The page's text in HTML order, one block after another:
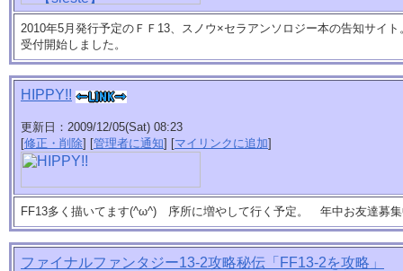
2010年5月発行予定のＦＦ13、スノウ×セラアンソロジー本の告知サイ
受付開始しました。
HIPPY!!
更新日：2009/12/05(Sat) 08:23
[修正・削除] [管理者に通知] [マイリンクに追加]
FF13多く描いてます(^ω^) 序所に増やして行く予定。 年中お友達募
ファイナルファンタジー13-2攻略秘伝「FF13-2を攻略」